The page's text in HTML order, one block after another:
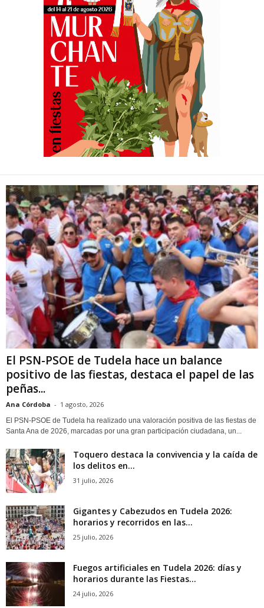
El PSN-PSOE de Tudela hace un balance
positivo de las fiestas, destaca el papel de las
peñas...
Ana Córdoba - 1 agosto, 2026
El PSN-PSOE de Tudela ha realizado una valoración positiva de las fiestas de
Santa Ana de 2026, marcadas por una gran participación ciudadana, un...
Toquero destaca la convivencia y la caída de
los delitos en...
31 julio, 2026
Gigantes y Cabezudos en Tudela 2026:
horarios y recorridos en las...
25 julio, 2026
Fuegos artificiales en Tudela 2026: días y
horarios durante las Fiestas...
24 julio, 2026